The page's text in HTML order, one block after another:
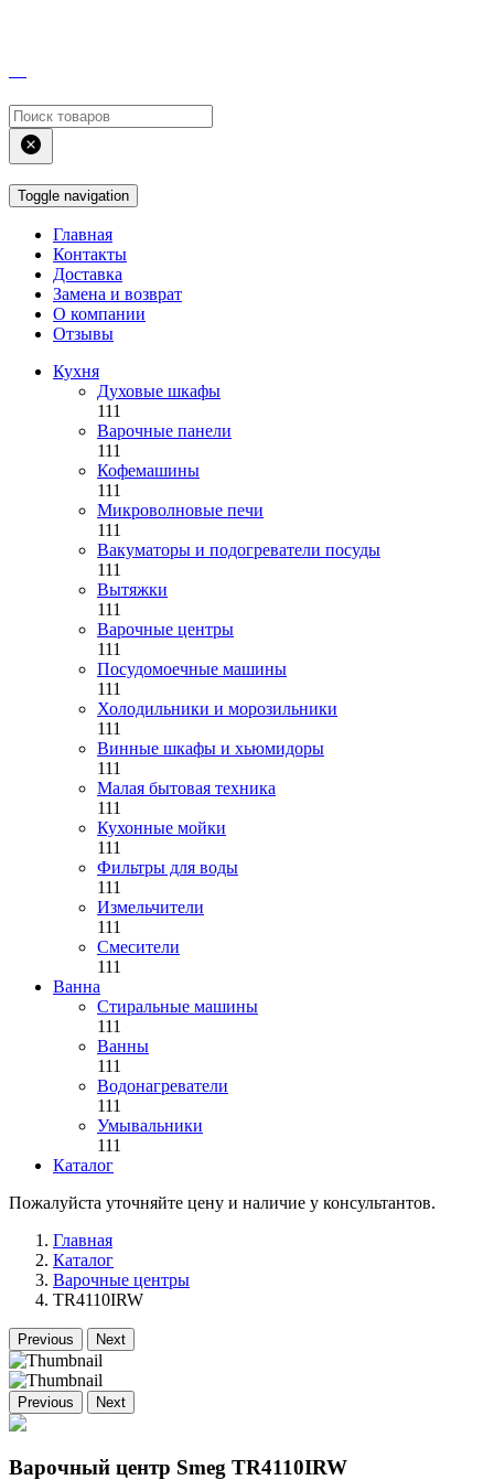
Toggle navigation
Главная
Контакты
Доставка
Замена и возврат
О компании
Отзывы
Кухня
Духовые шкафы
111
Варочные панели
111
Кофемашины
111
Микроволновые печи
111
Вакуматоры и подогреватели посуды
111
Вытяжки
111
Варочные центры
111
Посудомоечные машины
111
Холодильники и морозильники
111
Винные шкафы и хьюмидоры
111
Малая бытовая техника
111
Кухонные мойки
111
Фильтры для воды
111
Измельчители
111
Смесители
111
Ванна
Стиральные машины
111
Ванны
111
Водонагреватели
111
Умывальники
111
Каталог
Пожалуйста уточняйте цену и наличие у консультантов.
Главная
Каталог
Варочные центры
TR4110IRW
Previous Next
Previous Next
Варочный центр Smeg TR4110IRW